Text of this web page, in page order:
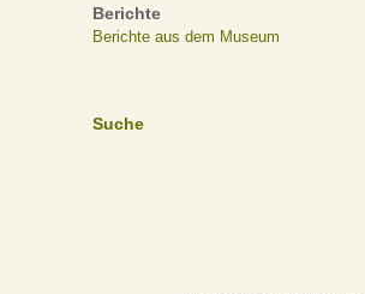
Berichte
Berichte aus dem Museum
Suche